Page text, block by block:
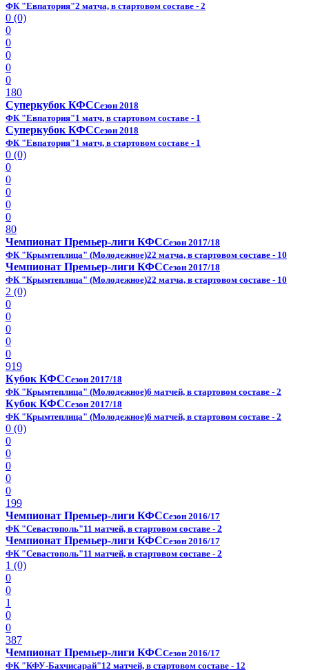
ФК "Евпатория"2 матча, в стартовом составе - 2
0 (0)
0
0
0
0
0
180
Суперкубок КФССезон 2018
ФК "Евпатория"1 матч, в стартовом составе - 1
Суперкубок КФССезон 2018
ФК "Евпатория"1 матч, в стартовом составе - 1
0 (0)
0
0
0
0
0
80
Чемпионат Премьер-лиги КФССезон 2017/18
ФК "Крымтеплица" (Молодежное)22 матча, в стартовом составе - 10
Чемпионат Премьер-лиги КФССезон 2017/18
ФК "Крымтеплица" (Молодежное)22 матча, в стартовом составе - 10
2 (0)
0
0
0
0
0
919
Кубок КФССезон 2017/18
ФК "Крымтеплица" (Молодежное)6 матчей, в стартовом составе - 2
Кубок КФССезон 2017/18
ФК "Крымтеплица" (Молодежное)6 матчей, в стартовом составе - 2
0 (0)
0
0
0
0
0
199
Чемпионат Премьер-лиги КФССезон 2016/17
ФК "Севастополь"11 матчей, в стартовом составе - 2
Чемпионат Премьер-лиги КФССезон 2016/17
ФК "Севастополь"11 матчей, в стартовом составе - 2
1 (0)
0
0
1
0
0
387
Чемпионат Премьер-лиги КФССезон 2016/17
ФК "КФУ-Бахчисарай"12 матчей, в стартовом составе - 12